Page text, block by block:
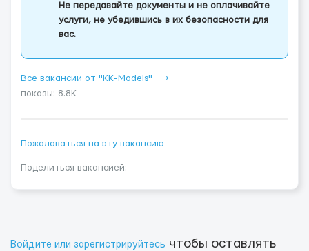
Не передавайте документы и не оплачивайте
услуги, не убедившись в их безопасности для
вас.
Все вакансии от "KK-Models" ⟶
показы: 8.8K
Пожаловаться на эту вакансию
Поделиться вакансией:
Войдите или зарегистрируйтесь чтобы оставлять